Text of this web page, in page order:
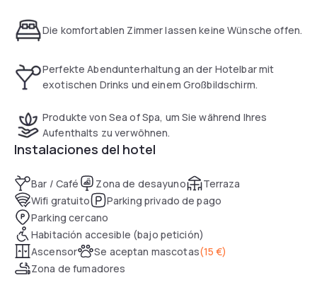
Die komfortablen Zimmer lassen keine Wünsche offen.
Perfekte Abendunterhaltung an der Hotelbar mit
exotischen Drinks und einem Großbildschirm.
Produkte von Sea of Spa, um Sie während Ihres
Aufenthalts zu verwöhnen.
Instalaciones del hotel
Bar / Café Zona de desayuno
Terraza
Wifi gratuito
Parking privado de pago
Parking cercano
Habitación accesible (bajo petición)
Ascensor
Se aceptan mascotas(15 €)
Zona de fumadores